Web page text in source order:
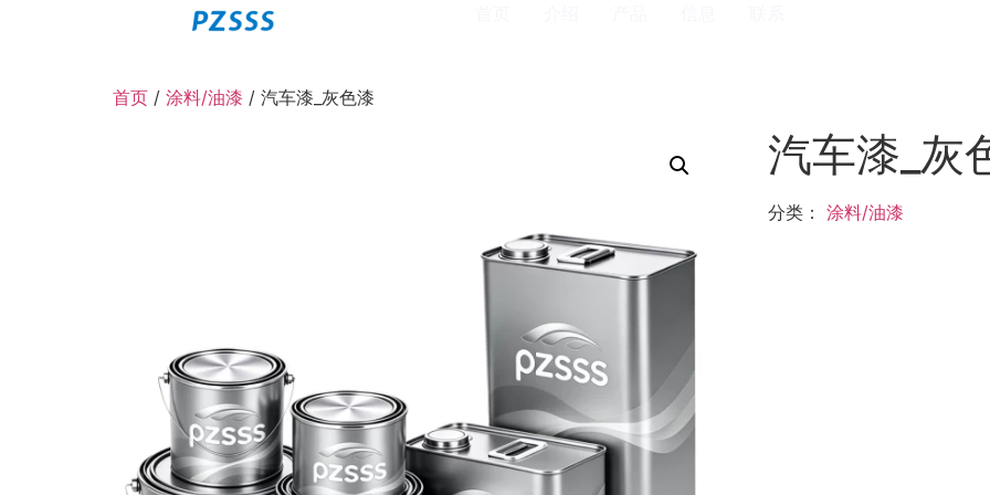
首页 / 涂料/油漆 / 汽车漆_灰色漆
汽车漆_灰
分类： 涂料/油漆